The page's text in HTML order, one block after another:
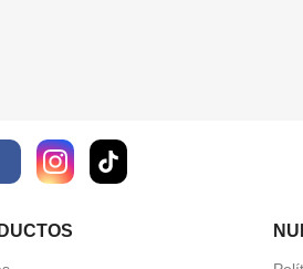
Facebook